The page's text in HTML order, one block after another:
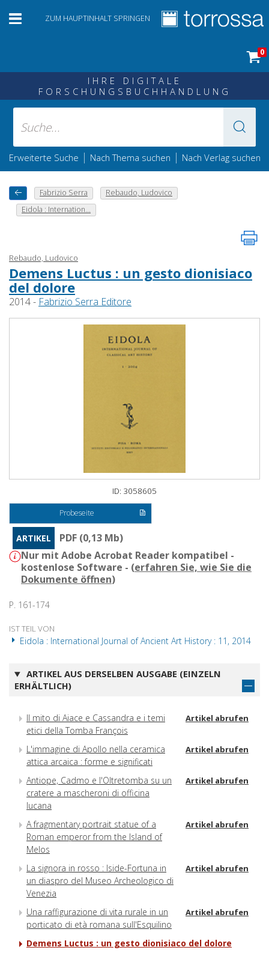
ZUM HAUPTINHALT SPRINGEN
0
IHRE DIGITALE
FORSCHUNGSBUCHHANDLUNG
Erweiterte Suche | Nach Thema suchen | Nach Verlag suchen
Fabrizio Serra
Rebaudo, Ludovico
Eidola : Internation...
Rebaudo, Ludovico
Demens Luctus : un gesto dionisiaco
del dolore
2014 - Fabrizio Serra Editore
ID: 3058605
Probeseite
ARTIKEL
PDF (0,13 Mb)
Nur mit Adobe Acrobat Reader kompatibel -
kostenlose Software - (erfahren Sie, wie Sie die
Dokumente öffnen)
P. 161-174
IST TEIL VON
Eidola : International Journal of Ancient Art History : 11, 2014
ARTIKEL AUS DERSELBEN AUSGABE (EINZELN
ERHÄLTLICH)
Il mito di Aiace e Cassandra e i temi
etici della Tomba François
Artikel abrufen
L'immagine di Apollo nella ceramica
attica arcaica : forme e significati
Artikel abrufen
Antiope, Cadmo e l'Oltretomba su un
cratere a mascheroni di officina
lucana
Artikel abrufen
A fragmentary portrait statue of a
Roman emperor from the Island of
Melos
Artikel abrufen
La signora in rosso : Iside-Fortuna in
un diaspro del Museo Archeologico di
Venezia
Artikel abrufen
Una raffigurazione di vita rurale in un
porticato di età romana sull'Esquilino
Artikel abrufen
Demens Luctus : un gesto dionisiaco del dolore